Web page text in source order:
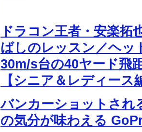
ドラコン王者・安楽拓
ばしのレッスン／ヘッ
30m/s台の40ヤード飛
【シニア＆レディース
バンカーショットされ
の気分が味わえる